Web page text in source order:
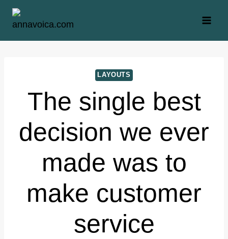
Zum
Inhalt
springen
LAYOUTS
The single best
decision we ever
made was to
make customer
service